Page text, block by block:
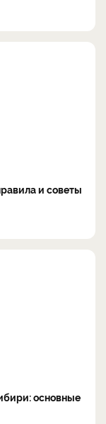
и советы
основные